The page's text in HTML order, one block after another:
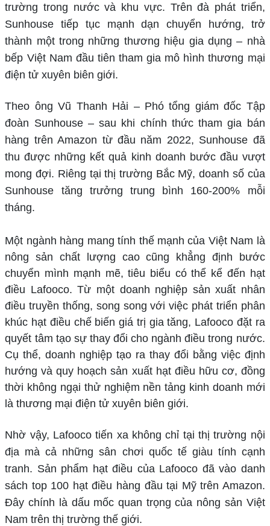
trường trong nước và khu vực. Trên đà phát triển,
Sunhouse tiếp tục mạnh dạn chuyển hướng, trở
thành một trong những thương hiệu gia dụng – nhà
bếp Việt Nam đầu tiên tham gia mô hình thương mại
điện tử xuyên biên giới.
Theo ông Vũ Thanh Hải – Phó tổng giám đốc Tập
đoàn Sunhouse – sau khi chính thức tham gia bán
hàng trên Amazon từ đầu năm 2022, Sunhouse đã
thu được những kết quả kinh doanh bước đầu vượt
mong đợi. Riêng tại thị trường Bắc Mỹ, doanh số của
Sunhouse tăng trưởng trung bình 160-200% mỗi
tháng.
Một ngành hàng mang tính thế mạnh của Việt Nam là
nông sản chất lượng cao cũng khẳng định bước
chuyển mình mạnh mẽ, tiêu biểu có thể kể đến hạt
điều Lafooco. Từ một doanh nghiệp sản xuất nhân
điều truyền thống, song song với việc phát triển phân
khúc hạt điều chế biến giá trị gia tăng, Lafooco đặt ra
quyết tâm tạo sự thay đổi cho ngành điều trong nước.
Cụ thể, doanh nghiệp tạo ra thay đổi bằng việc định
hướng và quy hoạch sản xuất hạt điều hữu cơ, đồng
thời không ngại thử nghiệm nền tảng kinh doanh mới
là thương mại điện tử xuyên biên giới.
Nhờ vậy, Lafooco tiến xa không chỉ tại thị trường nội
địa mà cả những sân chơi quốc tế giàu tính cạnh
tranh. Sản phẩm hạt điều của Lafooco đã vào danh
sách top 100 hạt điều hàng đầu tại Mỹ trên Amazon.
Đây chính là dấu mốc quan trọng của nông sản Việt
Nam trên thị trường thế giới.